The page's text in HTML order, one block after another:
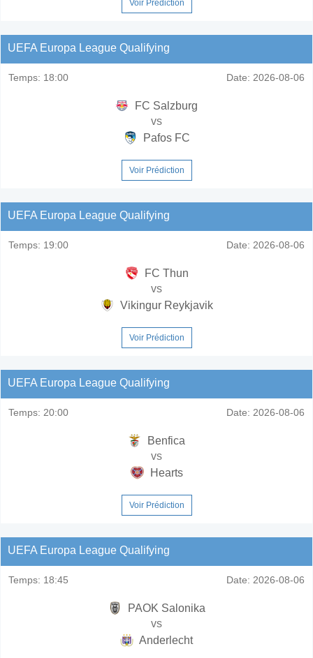
Voir Prédiction
UEFA Europa League Qualifying
Temps: 18:00 Date: 2026-08-06
FC Salzburg
vs
Pafos FC
Voir Prédiction
UEFA Europa League Qualifying
Temps: 19:00 Date: 2026-08-06
FC Thun
vs
Vikingur Reykjavik
Voir Prédiction
UEFA Europa League Qualifying
Temps: 20:00 Date: 2026-08-06
Benfica
vs
Hearts
Voir Prédiction
UEFA Europa League Qualifying
Temps: 18:45 Date: 2026-08-06
PAOK Salonika
vs
Anderlecht